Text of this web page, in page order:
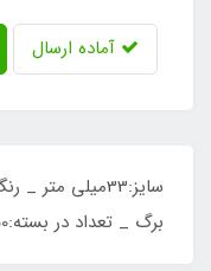
آماده ارسال
سایز:33میلی
برگ _ تعداد در بسته:100 عدد